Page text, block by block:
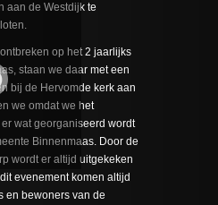
aan de Westdijk te
op het 2 jaarlijks
staan we daar met een
bij de Hervomde kerk aan
we omdat we het
wat georganiseerd wordt
Binnenmaas. Door de
wordt er altijd uitgekeken
evenement komen altijd
en bewoners van de